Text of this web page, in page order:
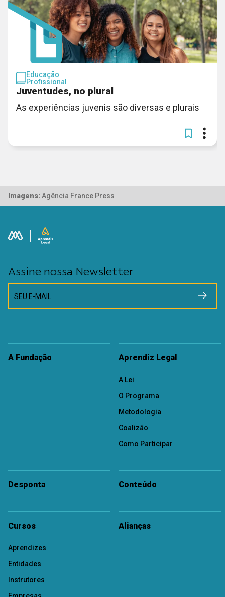
Educação
Profissional
Juventudes, no plural
As experiências juvenis são diversas e plurais
Imagens: Agência France Press
Assine nossa Newsletter
SEU E-MAIL
A Fundação Aprendiz Legal
A Lei
O Programa
Metodologia
Coalizão
Como Participar
Desponta Conteúdo
Cursos
Aprendizes
Entidades
Instrutores
Alianças